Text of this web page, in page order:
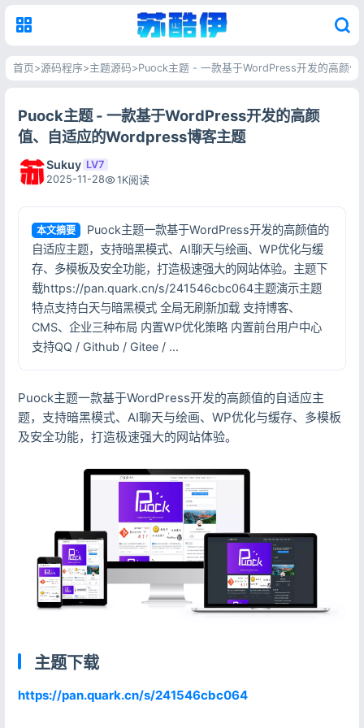
首页>源码程序>主题源码>Puock主题 - 一款基于WordPress开发的高颜
Puock主题 - 一款基于WordPress开发的高颜
值、自适应的Wordpress博客主题
Sukuy LV7
2025-11-28
1K阅读
本文摘要
Puock主题一款基于WordPress开发的高颜值的
自适应主题，支持暗黑模式、AI聊天与绘画、WP优化与缓
存、多模板及安全功能，打造极速强大的网站体验。主题下
载https://pan.quark.cn/s/241546cbc064主题演示主题
特点支持白天与暗黑模式 全局无刷新加载 支持博客、
CMS、企业三种布局 内置WP优化策略 内置前台用户中心
支持QQ / Github / Gitee / ...
Puock主题一款基于WordPress开发的高颜值的自适应主
题，支持暗黑模式、AI聊天与绘画、WP优化与缓存、多模板
及安全功能，打造极速强大的网站体验。
主题下载
https://pan.quark.cn/s/241546cbc064